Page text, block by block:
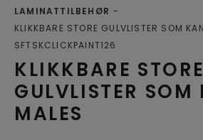
KLIKKBARE STORE
GULVLISTER SOM
MALES
LAMINATTILBEHØR
KLIKKBARE STORE GULVLISTER SOM
SFTSKCLICKPAINT126